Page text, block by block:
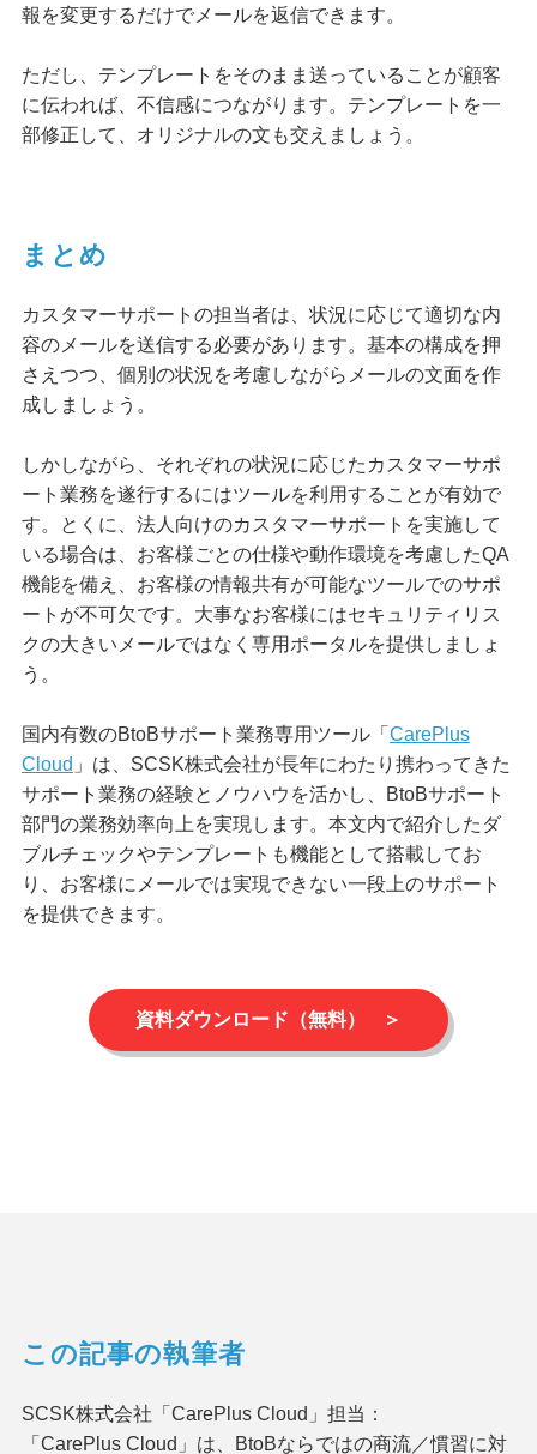
報を変更するだけでメールを返信できます。
ただし、テンプレートをそのまま送っていることが顧客
に伝われば、不信感につながります。テンプレートを一
部修正して、オリジナルの文も交えましょう。
まとめ
カスタマーサポートの担当者は、状況に応じて適切な内
容のメールを送信する必要があります。基本の構成を押
さえつつ、個別の状況を考慮しながらメールの文面を作
成しましょう。
しかしながら、それぞれの状況に応じたカスタマーサポ
ート業務を遂行するにはツールを利用することが有効で
す。とくに、法人向けのカスタマーサポートを実施して
いる場合は、お客様ごとの仕様や動作環境を考慮したQA
機能を備え、お客様の情報共有が可能なツールでのサポ
ートが不可欠です。大事なお客様にはセキュリティリス
クの大きいメールではなく専用ポータルを提供しましょ
う。
国内有数のBtoBサポート業務専用ツール「 CarePlus
Cloud 」は、SCSK株式会社が長年にわたり携わってきた
サポート業務の経験とノウハウを活かし、BtoBサポート
部門の業務効率向上を実現します。本文内で紹介したダ
ブルチェックやテンプレートも機能として搭載してお
り、お客様にメールでは実現できない一段上のサポート
を提供できます。
資料ダウンロード（無料）
この記事の執筆者
SCSK株式会社「CarePlus Cloud」担当：
「CarePlus Cloud」は、BtoBならではの商流／慣習に対